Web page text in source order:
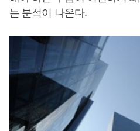
는 분석이 나온다.